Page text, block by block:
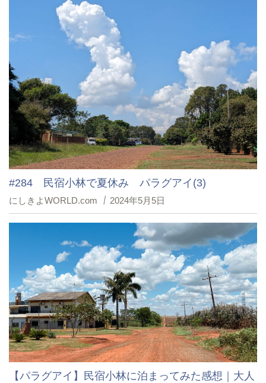
#284 民宿小林で夏休み パラグアイ(3)
にしきよWORLD.com 2024年5月5日
【パラグアイ】民宿小林に泊まってみた感想｜大人